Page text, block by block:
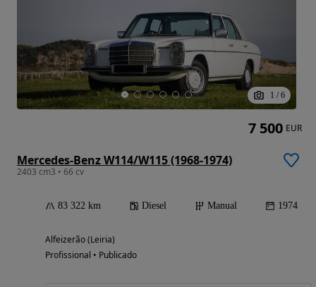
1 / 6
Mercedes-Benz W114/W115 (1968-1974)
2403 cm3 • 66 cv
83 322 km Diesel Manual 1974
Alfeizerão (Leiria)
Profissional • Publicado
7 500 EUR